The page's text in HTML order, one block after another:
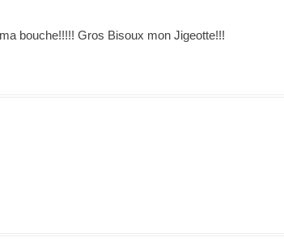
bouche!!!!! Gros Bisoux mon Jigeotte!!!